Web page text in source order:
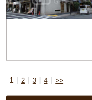
1 2 3 4 >>